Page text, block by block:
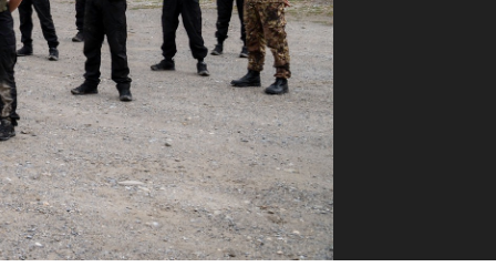
Accedi al tuo profilo
Nuovo utente
noi
- Scuola e Lavoro
Economici per
lavori in economia